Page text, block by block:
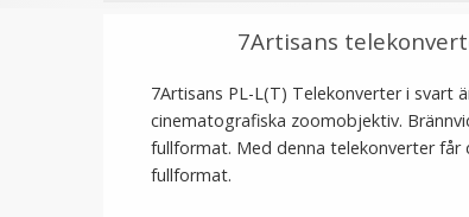
7Artisans
7Artisans PL-L(T) Telekonverter i svart
cinematografiska zoomobjektiv.
fullformat. Med denna telekonverter får
fullformat.